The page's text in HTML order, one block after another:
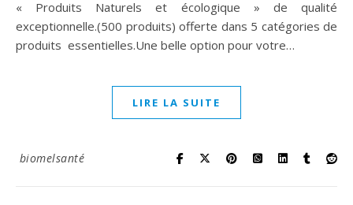
« Produits Naturels et écologique » de qualité
exceptionnelle.(500 produits) offerte dans 5 catégories de
produits essentielles.Une belle option pour votre…
LIRE LA SUITE
biomelsanté